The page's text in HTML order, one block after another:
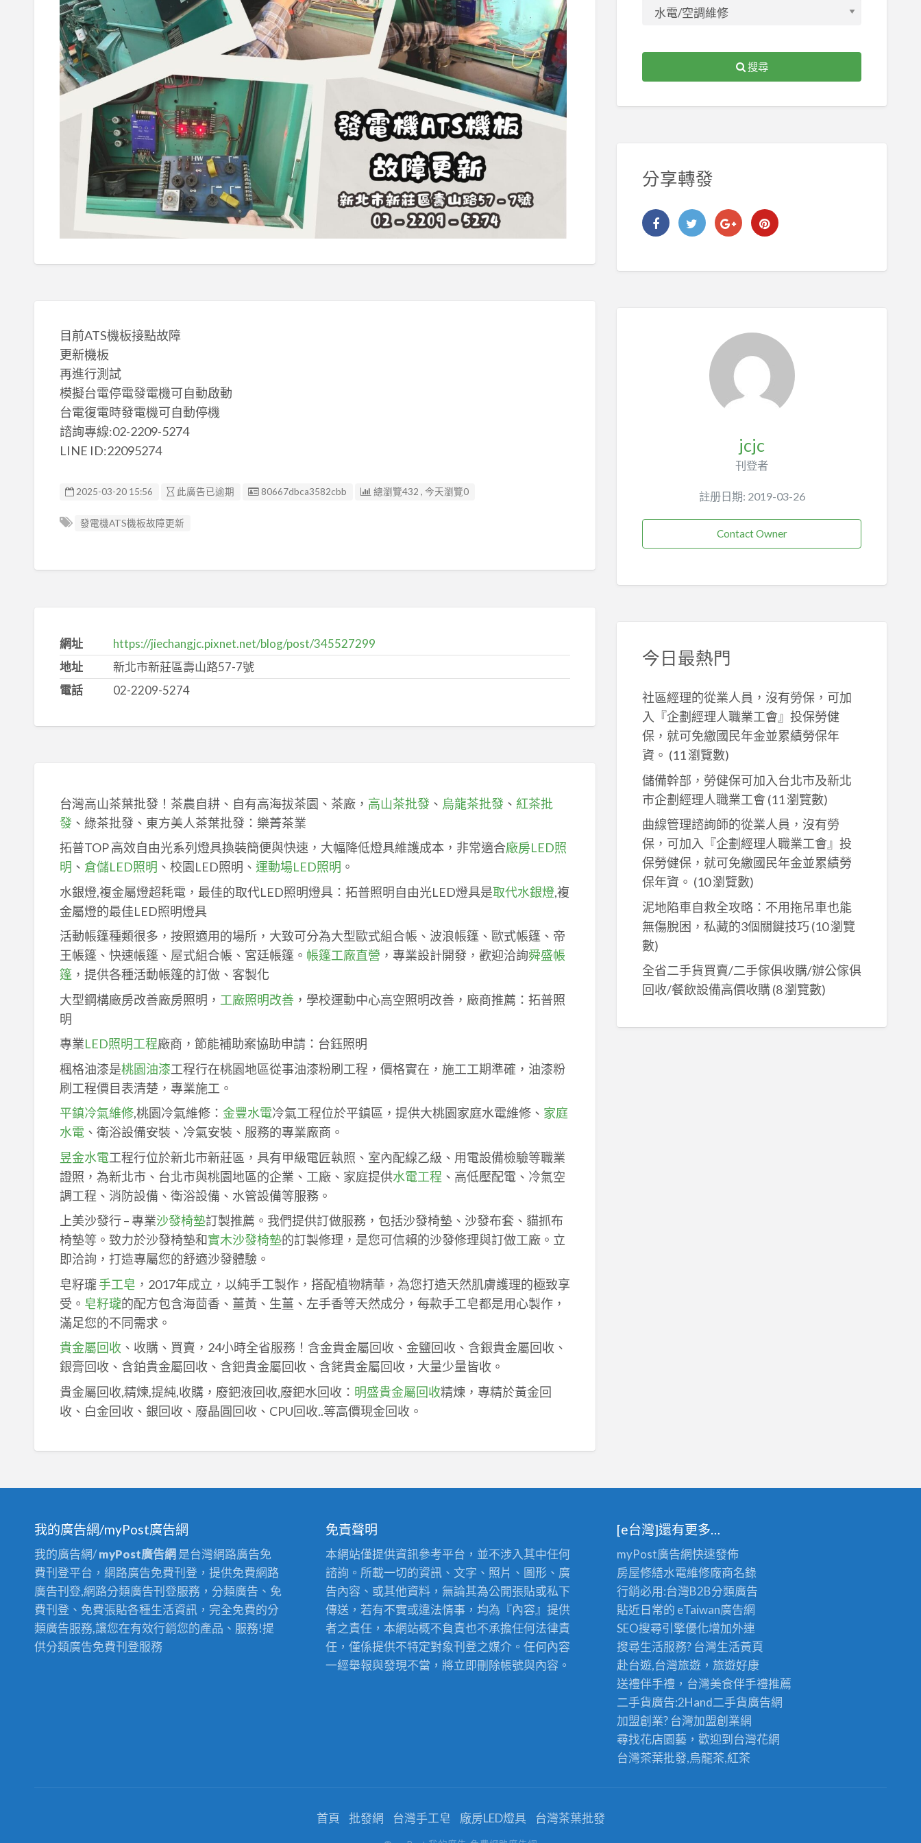
目前ATS機板接點故障
更新機板
再進行測試
模擬台電停電發電機可自動啟動
台電復電時發電機可自動停機
諮詢專線:02-2209-5274
LINE ID:22095274
2025-03-20 15:56 此廣告已逾期 廣告编號
80667dbca3582cbb 總瀏覽432 , 今天瀏覽0
發電機ATS機板故障更新
網址
https://jiechangjc.pixnet.net/blog/post/345527299
地址
新北市新莊區壽山路57-7號
電話
02-2209-5274
台灣高山茶葉批發！茶農自耕、自有高海拔茶園、茶廠， 高山茶批發、 烏龍茶批發、 紅茶批
發、綠茶批發、東方美人茶葉批發：樂菁茶業
拓普TOP 高效自由光系列燈具換裝簡便與快速，大幅降低燈具維護成本，非常適合廠房LED照
明 、 倉儲LED照明 、校園LED照明、 運動場LED照明 。
水銀燈,複金屬燈超耗電，最佳的取代LED照明燈具：拓普照明自由光LED燈具是取代水銀燈,複
金屬燈的最佳LED照明燈具
活動帳篷種類很多，按照適用的場所，大致可分為大型歐式組合帳、波浪帳篷、歐式帳篷、帝
王帳篷、快速帳篷、屋式組合帳、宮廷帳篷。 帳篷工廠直營 ，專業設計開發，歡迎洽詢舜盛帳
篷，提供各種活動帳篷的訂做、客製化
大型鋼構廠房改善廠房照明， 工廠照明改善，學校運動中心高空照明改善，廠商推薦：拓普照
明
專業LED照明工程廠商，節能補助案協助申請：台鈺照明
楓格油漆是桃園油漆工程行在桃園地區從事油漆粉刷工程，價格實在，施工工期準確，油漆粉
刷工程價目表清楚，專業施工。
平鎮冷氣維修,桃園冷氣維修： 金豐水電冷氣工程位於平鎮區，提供大桃園家庭水電維修、 家庭
水電、衛浴設備安裝、冷氣安裝、服務的專業廠商。
昱金水電工程行位於新北市新莊區，具有甲級電匠執照、室內配線乙級、用電設備檢驗等職業
證照，為新北市、台北市與桃園地區的企業、工廠、家庭提供水電工程 、高低壓配電、冷氣空
調工程、消防設備、衛浴設備、水管設備等服務。
上美沙發行 – 專業沙發椅墊訂製推薦。我們提供訂做服務，包括沙發椅墊、沙發布套、貓抓布
椅墊等。致力於沙發椅墊和實木沙發椅墊的訂製修理，是您可信賴的沙發修理與訂做工廠。立
即洽詢，打造專屬您的舒適沙發體驗。
皂籽瓏手工皂 ，2017年成立，以純手工製作，搭配植物精華，為您打造天然肌膚護理的極致享
受。 皂籽瓏的配方包含海茴香、薑黃、生薑、左手香等天然成分，每款手工皂都是用心製作，
滿足您的不同需求。
貴金屬回收、收購、買賣，24小時全省服務！含金貴金屬回收、金鹽回收、含銀貴金屬回收、
銀膏回收、含鉑貴金屬回收、含鈀貴金屬回收、含銠貴金屬回收，大量少量皆收。
貴金屬回收,精煉,提純,收購，廢鈀液回收,廢鈀水回收： 明盛貴金屬回收精煉，專精於黃金回
收、白金回收、銀回收、廢晶圓回收、CPU回收..等高價現金回收。
搜尋
分享轉發
jcjc
刊登者
註册日期: 2019-03-26
Contact Owner
今日最熱門
社區經理的從業人員，沒有勞保，可加
入『企劃經理人職業工會』投保勞健
保，就可免繳國民年金並累績勞保年
資。 (11 瀏覽數)
儲備幹部，勞健保可加入台北市及新北
巿企劃經理人職業工會 (11 瀏覽數)
曲線管理諮詢師的從業人員，沒有勞
保，可加入『企劃經理人職業工會』投
保勞健保，就可免繳國民年金並累績勞
保年資。 (10 瀏覽數)
泥地陷車自救全攻略：不用拖吊車也能
無傷脫困，私藏的3個關鍵技巧(10 瀏覽
數)
全省二手貨買賣/二手傢俱收購/辦公傢俱
回收/餐飲設備高價收購(8 瀏覽數)
我的廣告網/myPost廣告網
我的廣告網/myPost廣告網是台灣網路廣告免
費刊登平台，網路廣告免費刊登，提供免費網路
廣告刊登,網路分類廣告刊登服務，分類廣告、免
費刊登、免費張貼各種生活資訊，完全免費的分
類廣告服務,讓您在有效行銷您的產品、服務!提
供分類廣告免費刊登服務
免責聲明
本網站僅提供資訊參考平台，並不涉入其中任何
諮詢。所載一切的資訊、文字、照片、圖形、廣
告內容、或其他資料，無論其為公開張貼或私下
傳送，若有不實或違法情事，均為『內容』提供
者之責任，本網站概不負責也不承擔任何法律責
任，僅係提供不特定對象刊登之媒介。任何內容
一經舉報與發現不當，將立即刪除帳號與內容。
[e台灣]還有更多…
myPost廣告網快速發佈
房屋修繕水電維修廠商名錄
行銷必用:台灣B2B分類廣告
貼近日常的 eTaiwan廣告網
SEO搜尋引擎優化增加外連
搜尋生活服務? 台灣生活黃頁
赴台遊,台灣旅遊 ，旅遊好康
送禮伴手禮，台灣美食伴手禮推薦
二手貨廣告:2Hand二手貨廣告網
加盟創業? 台灣加盟創業網
尋找花店園藝，歡迎到台灣花網
台灣茶葉批發,烏龍茶,紅茶
首頁 批發網 台灣手工皂 廠房LED燈具 台灣茶葉批發